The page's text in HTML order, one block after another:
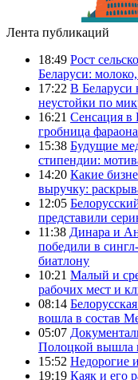
Лента публикаций
18:49 Рост
Беларуси:
17:22 В Беларуси
неустойки по
16:21 Сенсация в
гробница
15:38 Будущие
стипендии:
14:20 Какие
выручку:
12:05
представили
11:38 Динара и
победили в
биатлону
10:21 Малый и
рабочих мест и
08:14
вошла в состав
05:07
Полоцкой вышла
15:52 Недорогие
19:19 Каяк и его